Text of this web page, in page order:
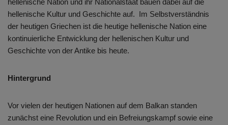
hellenische Nation und ihr Nationalstaat bauen dabei auf die
hellenische Kultur und Geschichte auf. Im Selbstverständnis
der heutigen Griechen ist die heutige hellenische Nation eine
kontinuierliche Entwicklung der hellenischen Kultur und
Geschichte von der Antike bis heute.
Hintergrund
Vor vielen der heutigen Nationen auf dem Balkan standen
zunächst eine Revolution und ein Befreiungskampf sowie eine